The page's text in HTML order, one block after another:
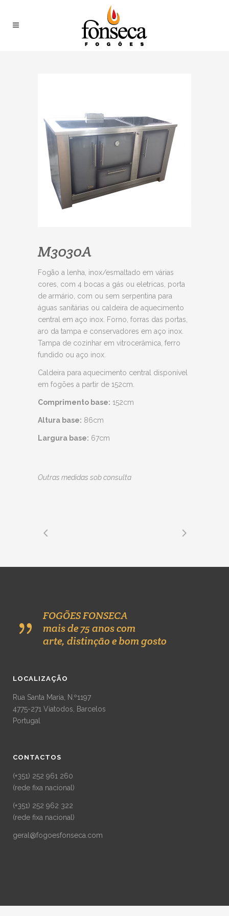
M3030A
Fogão a lenha, inox/esmaltado em várias
cores, com 4 bocas a gás ou eletricas, porta
de armário, com ou sem serpentina para
águas sanitárias ou caldeira de aquecimento
central em aço inox. Forno, forras das portas,
aro da tampa e conservadores em aço inox.
Tampa de cozinhar em vitrocerâmica, ferro
fundido ou aço inox.
Caldeira para aquecimento central disponível
em fogões a partir de 152cm.
Comprimento base: 152cm
Altura base: 86cm
Largura base: 67cm
Outras medidas sob consulta
FOGÕES FONSECA
mais de 75 anos com
arte, distinção e bom gosto
LOCALIZAÇÃO
Rua Santa Maria, N.º1197
4775-271 Viatodos, Barcelos
Portugal
CONTACTOS
(+351) 252 961 260
(rede fixa nacional)
(+351) 252 962 322
(rede fixa nacional)
geral@fogoesfonseca.com